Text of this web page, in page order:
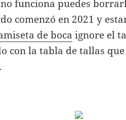
funciona puedes
comenzó en 2021 y
de boca ignore el
con la tabla de tallas